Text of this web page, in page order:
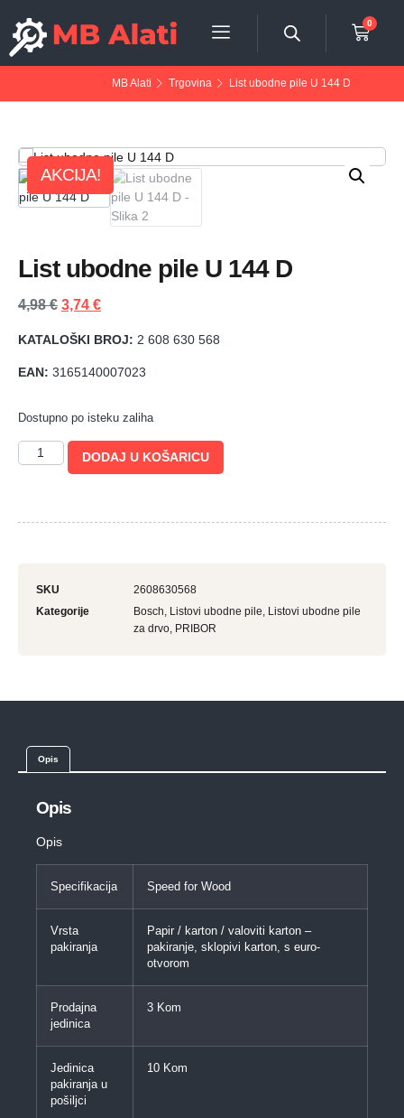
0
MB Alati Trgovina List ubodne pile U 144 D
AKCIJA!
List ubodne pile U 144 D
4,98€ 3,74 €
KATALOŠKI BROJ: 2 608 630 568
EAN: 3165140007023
Dostupno po isteku zaliha
DODAJ U KOŠARICU
SKU
2608630568
Kategorije
Bosch Listovi ubodne pile Listovi ubodne pile
za drvo PRIBOR
Opis
Opis
Opis
Specifikacija Speed for Wood
Vrsta
pakiranja
Papir / karton / valoviti karton –
pakiranje, sklopivi karton, s euro-
otvorom
Prodajna
jedinica
3 Kom
Jedinica
pakiranja u
pošiljci
10 Kom